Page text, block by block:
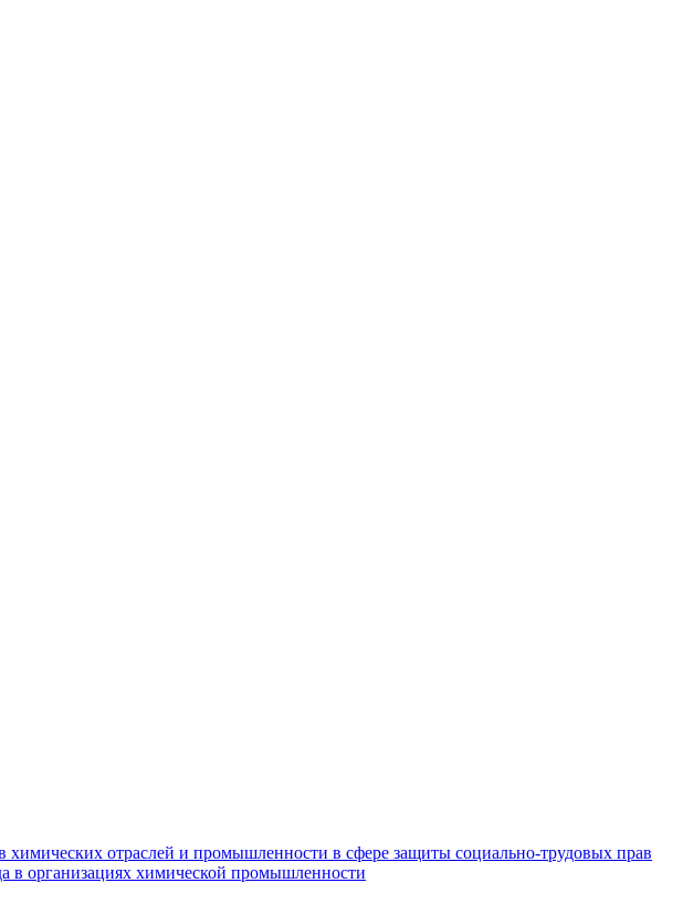
отраслей и промышленности в сфере защиты социально-трудовых прав
в организациях химической промышленности